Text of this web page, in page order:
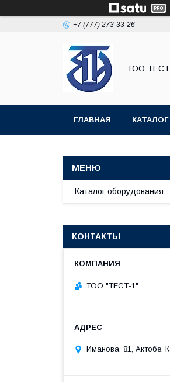
+7 (777) 273-33-26
ТОО
ГЛАВНАЯ
Каталог оборудования
КОНТАКТЫ
ТОО "ТЕСТ-1"
Иманова, 81, Актобе,